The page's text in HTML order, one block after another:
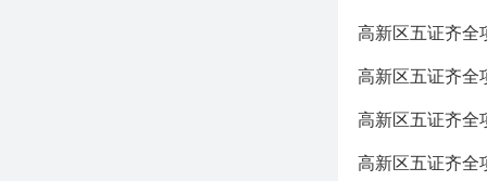
高新区五证齐全
高新区五证齐全
高新区五证齐全
高新区五证齐全